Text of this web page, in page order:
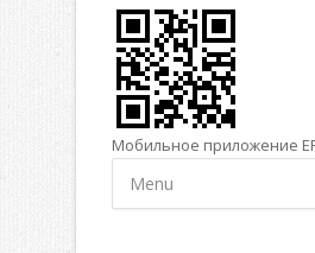
Мобильное приложение